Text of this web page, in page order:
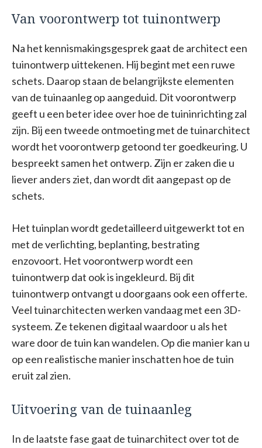
Van voorontwerp tot tuinontwerp
Na het kennismakingsgesprek gaat de architect een
tuinontwerp uittekenen. Hij begint met een ruwe
schets. Daarop staan de belangrijkste elementen
van de tuinaanleg op aangeduid. Dit voorontwerp
geeft u een beter idee over hoe de tuininrichting zal
zijn. Bij een tweede ontmoeting met de tuinarchitect
wordt het voorontwerp getoond ter goedkeuring. U
bespreekt samen het ontwerp. Zijn er zaken die u
liever anders ziet, dan wordt dit aangepast op de
schets.
Het tuinplan wordt gedetailleerd uitgewerkt tot en
met de verlichting, beplanting, bestrating
enzovoort. Het voorontwerp wordt een
tuinontwerp dat ook is ingekleurd. Bij dit
tuinontwerp ontvangt u doorgaans ook een offerte.
Veel tuinarchitecten werken vandaag met een 3D-
systeem. Ze tekenen digitaal waardoor u als het
ware door de tuin kan wandelen. Op die manier kan u
op een realistische manier inschatten hoe de tuin
eruit zal zien.
Uitvoering van de tuinaanleg
In de laatste fase gaat de tuinarchitect over tot de